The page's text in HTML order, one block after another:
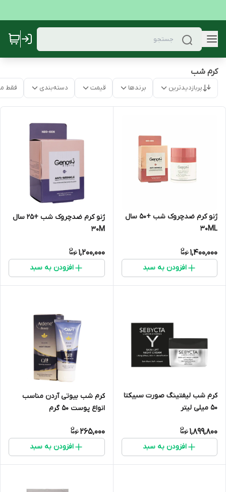
کرم شب
پربازدیدترین برندها قیمت دسته‌بندی فقط
ژنو کرم ضدچروک شب +50 سال
30ML
1,400,000
افزودن به سبد
ژنو کرم ضدچروک شب +25 سال
30M
1,200,000
افزودن به سبد
کرم شب لیفتینگ صورت سبیکتا
50 میلی لیتر
1,899,800
افزودن به سبد
کرم شب بیوتی آردن مناسب
انواع پوست 50 گرم
265,000
افزودن به سبد